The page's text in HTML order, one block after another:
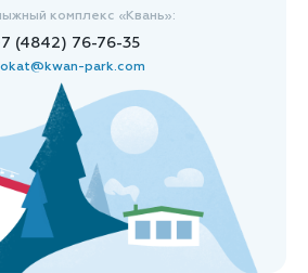
комплекс «Квань»:
(4842) 76-76-35
park.com